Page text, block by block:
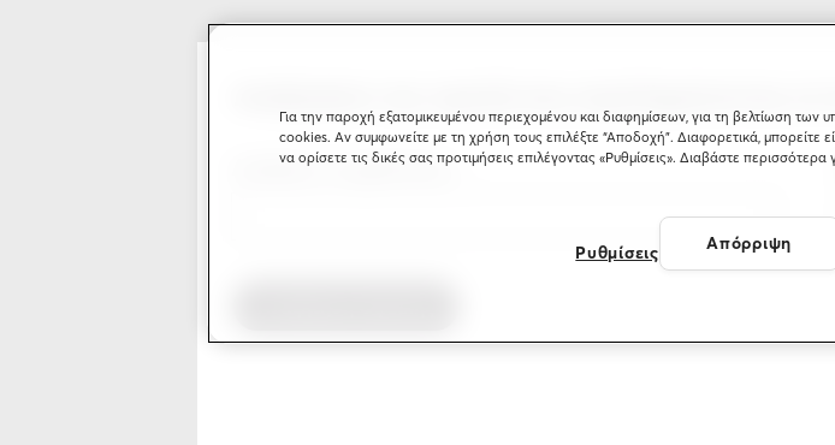
Αριθμός συμβολαίου
Για την παροχή εξατομικευμένου περιεχομένου και διαφημίσεων, για τη βελτίωση
cookies. Αν συμφωνείτε με τη χρήση τους επιλέξτε “Αποδοχή”. Διαφορετικά, μπορείτε
να ορίσετε τις δικές σας προτιμήσεις επιλέγοντας «Ρυθμίσεις». Διαβάστε περισσότερα
Ρυθμίσεις Απόρριψη